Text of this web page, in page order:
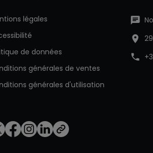
légales
de données
générales de ventes
générales d'utilisation